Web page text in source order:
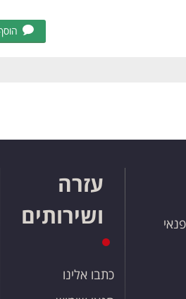
עזרה
ושירותים
כתבו אלינו